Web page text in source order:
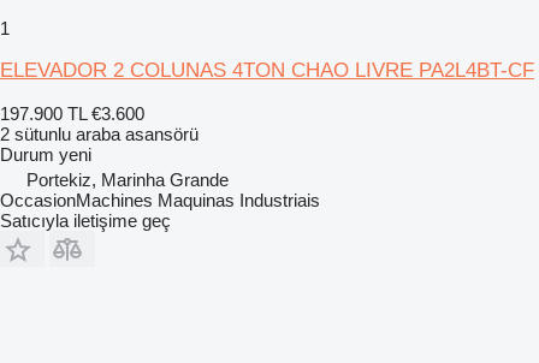
1
ELEVADOR 2 COLUNAS 4TON CHAO LIVRE PA2L4BT-CF
197.900 TL €3.600
2 sütunlu araba asansörü
Durum yeni
Portekiz, Marinha Grande
OccasionMachines Maquinas Industriais
Satıcıyla iletişime geç